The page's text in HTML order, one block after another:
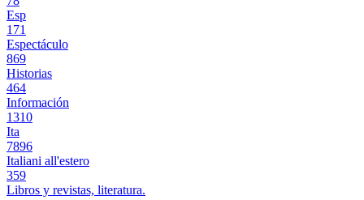
Esp
171
Espectáculo
869
Historias
464
Información
1310
Ita
7896
Italiani all'estero
359
Libros y revistas, literatura.